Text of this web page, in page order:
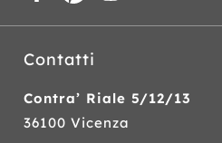
Contatti
Contra’ Riale 5/12/13
36100 Vicenza